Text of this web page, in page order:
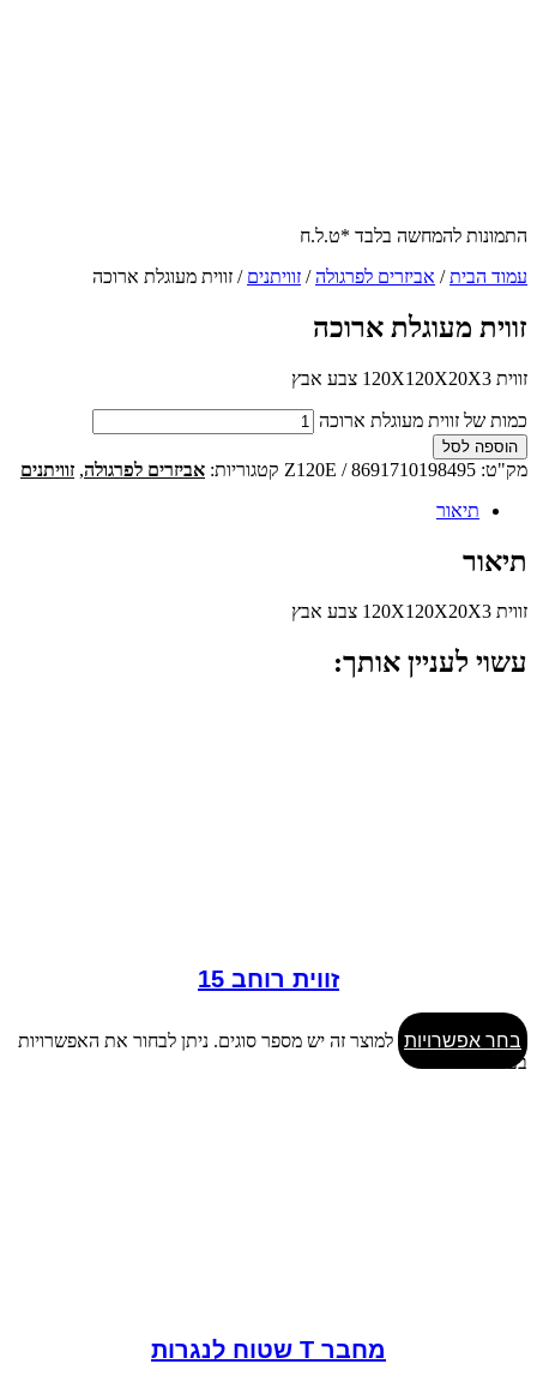
התמונות להמחשה בלבד *ט.ל.ח
עמוד הבית/ אביזרים לפרגולה/ זוויתנים / זווית מעוגלת ארוכה
זווית מעוגלת ארוכה
זווית 120X120X20X3 צבע אבץ
כמות של זווית מעוגלת ארוכה
הוספה לסל
מק"ט: Z120E / 8691710198495 קטגוריות: אביזרים לפרגולה, זוויתנים
תיאור
תיאור
זווית 120X120X20X3 צבע אבץ
עשוי לעניין אותך:
זווית רוחב 15
בחר אפשרויות למוצר זה יש מספר סוגים. ניתן לבחור את האפשרויות
בעמוד המוצר
מחבר T שטוח לנגרות